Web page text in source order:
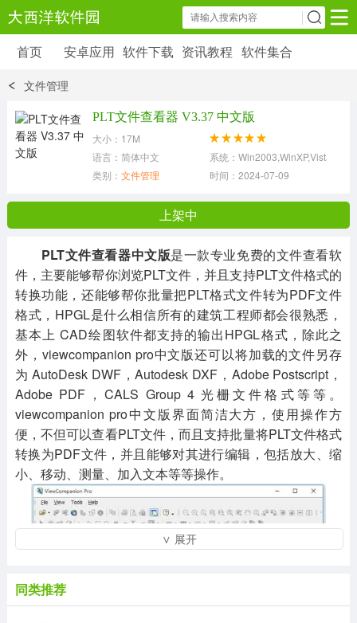
安卓应用 软件下载 资讯教程
6179 款应用
39 款应用
首页 安卓应用 软件下载 资讯教程 软件集合
文件管理
PLT文件查看器 V3.37 中文版
大小：17M
语言：简体中文
系统：
类别： 文件管理 时间：2024-07-09
上架中
PLT文件查看器中文版是一款专业免费的文件查看软
件，主要能够帮你浏览PLT文件，并且支持PLT文件格式的
转换功能，还能够帮你批量把PLT格式文件转为PDF文件
格式，HPGL是什么相信所有的建筑工程师都会很熟悉，
基本上 CAD绘图软件都支持的输出HPGL格式，除此之
外，viewcompanion pro中文版还可以将加载的文件另存
为 AutoDesk DWF，Autodesk DXF，Adobe Postscript，
Adobe PDF，CALS Group 4 光栅文件格式等等。
viewcompanion pro中文版界面简洁大方，使用操作方
便，不但可以查看PLT文件，而且支持批量将PLT文件格式
转换为PDF文件，并且能够对其进行编辑，包括放大、缩
小、移动、测量、加入文本等等操作。
∨ 展开
同类推荐